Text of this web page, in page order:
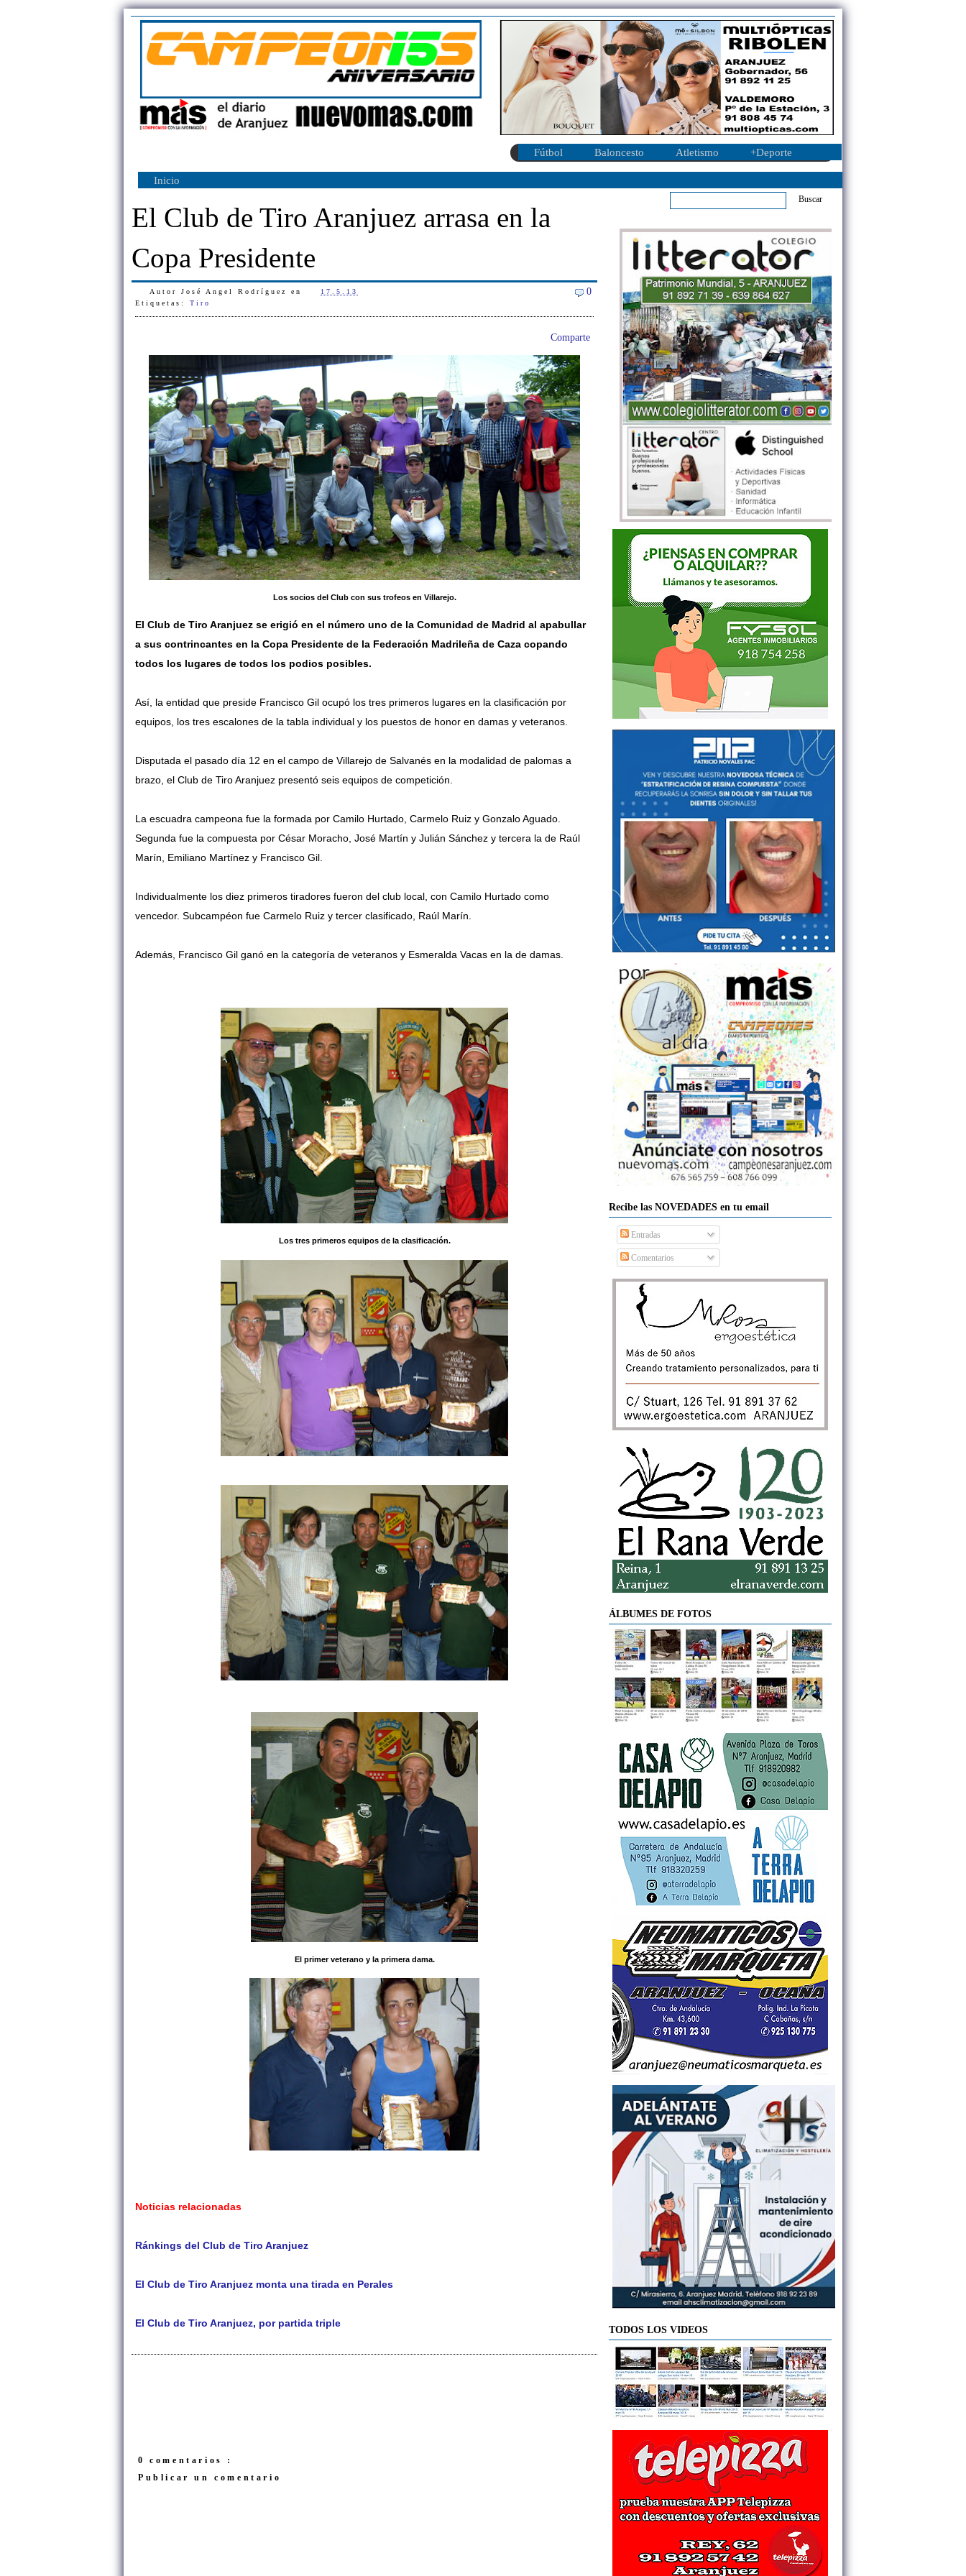
Fútbol Baloncesto Atletismo +Deporte
Inicio
El Club de Tiro Aranjuez arrasa en la
Copa Presidente
Autor José Angel Rodríguez en 17.5.13 0
Etiquetas: Tiro
Comparte
Los socios del Club con sus trofeos en Villarejo.
El Club de Tiro Aranjuez se erigió en el número uno de la Comunidad de Madrid al apabullar
a sus contrincantes en la Copa Presidente de la Federación Madrileña de Caza copando
todos los lugares de todos los podios posibles.
Así, la entidad que preside Francisco Gil ocupó los tres primeros lugares en la clasificación por
equipos, los tres escalones de la tabla individual y los puestos de honor en damas y veteranos.
Disputada el pasado día 12 en el campo de Villarejo de Salvanés en la modalidad de palomas a
brazo, el Club de Tiro Aranjuez presentó seis equipos de competición.
La escuadra campeona fue la formada por Camilo Hurtado, Carmelo Ruiz y Gonzalo Aguado.
Segunda fue la compuesta por César Moracho, José Martín y Julián Sánchez y tercera la de Raúl
Marín, Emiliano Martínez y Francisco Gil.
Individualmente los diez primeros tiradores fueron del club local, con Camilo Hurtado como
vencedor. Subcampéon fue Carmelo Ruiz y tercer clasificado, Raúl Marín.
Además, Francisco Gil ganó en la categoría de veteranos y Esmeralda Vacas en la de damas.
Los tres primeros equipos de la clasificación.
El primer veterano y la primera dama.
Noticias relacionadas
Ránkings del Club de Tiro Aranjuez
El Club de Tiro Aranjuez monta una tirada en Perales
El Club de Tiro Aranjuez, por partida triple
0 comentarios :
Publicar un comentario
Recibe las NOVEDADES en tu email
Entradas
Comentarios
ÁLBUMES DE FOTOS
TODOS LOS VIDEOS